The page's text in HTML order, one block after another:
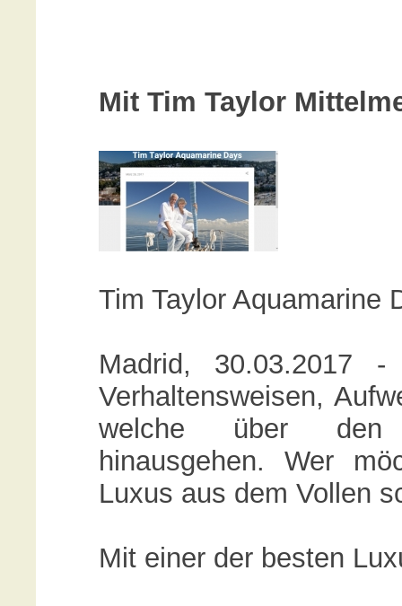
Mit Tim Taylor
Tim Taylor Aquamarine
Madrid, 30.03.2017
Verhaltensweisen,
welche über den
hinausgehen. Wer
Luxus aus dem Vollen
Mit einer der besten